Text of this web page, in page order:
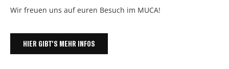
Wir freuen uns auf euren Besuch im MUCA!
HIER GIBT'S MEHR INFOS